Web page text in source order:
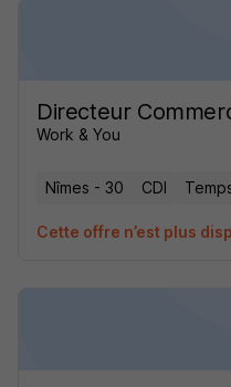
Directeur
Work & You
Nîmes - 30 CDI
Cette offre n’est plus